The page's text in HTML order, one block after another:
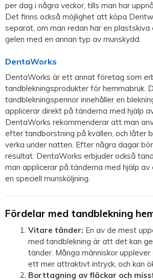
per dag i några veckor, tills man har
Det finns också möjlighet att köpa
separat, om man redan har en plastskiva
gelen med en annan typ av munskydd.
DentaWorks
DentaWorks är ett annat företag som
tandblekningsprodukter för hemmabruk.
tandblekningspennor innehåller en
applicerar direkt på tänderna med hjälp
DentaWorks rekommenderar att man
efter tandborstning på kvällen, och låter
verka under natten. Efter några dagar
resultat. DentaWorks erbjuder också
man applicerar på tänderna med hjälp av
en speciell munsköljning.
Fördelar med tandblekning
Vitare tänder: En av de mest
med tandblekning är att det kan
tänder. Många människor
ett mer attraktivt intryck, och kan
Borttagning av fläckar och